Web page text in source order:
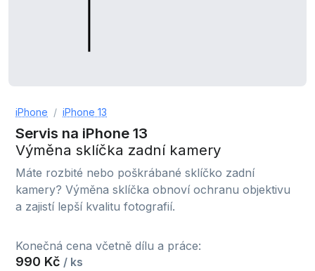
iPhone iPhone 13
Servis na iPhone 13
Výměna sklíčka zadní kamery
Máte rozbité nebo poškrábané sklíčko zadní
kamery? Výměna sklíčka obnoví ochranu objektivu
a zajistí lepší kvalitu fotografií.
Konečná cena včetně dílu a práce:
990 Kč / ks